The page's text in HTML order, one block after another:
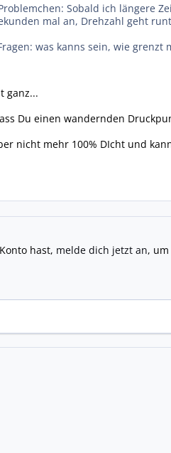
Sobald ich längere
mal an, Drehzahl geht
was kanns sein, wie grenzt
ganz...
Du einen wandernden
nicht mehr 100% DIcht und
hast, melde dich jetzt an,